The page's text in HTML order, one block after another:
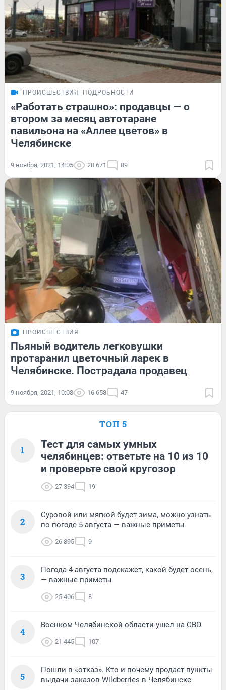
ПРОИСШЕСТВИЯ ПОДРОБНОСТИ
«Работать страшно»: продавцы — о
втором за месяц автотаране
павильона на «Аллее цветов» в
Челябинске
9 ноября, 2021, 14:05 20 671 89
ПРОИСШЕСТВИЯ
Пьяный водитель легковушки
протаранил цветочный ларек в
Челябинске. Пострадала продавец
9 ноября, 2021, 10:08 16 658 47
ТОП 5
1
Тест для самых умных
челябинцев: ответьте на 10 из 10
и проверьте свой кругозор
27 394 19
2
Суровой или мягкой будет зима, можно узнать
по погоде 5 августа — важные приметы
26 895 9
3
Погода 4 августа подскажет, какой будет осень,
— важные приметы
25 406 8
4
Военком Челябинской области ушел на СВО
21 445 107
5
Пошли в «отказ». Кто и почему продает пункты
выдачи заказов Wildberries в Челябинске